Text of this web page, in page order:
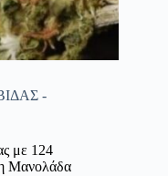
-
με 124
Μανολάδα